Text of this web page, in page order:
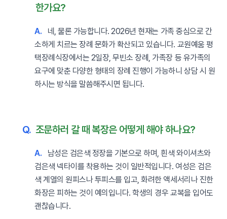
한가요?
A.
네, 물론 가능합니다. 2026년 현재는 가족 중심으로 간
소하게 치르는 장례 문화가 확산되고 있습니다. 교원예움 평
택장례식장에서는 2일장, 무빈소 장례, 가족장 등 유가족의
요구에 맞춘 다양한 형태의 장례 진행이 가능하니 상담 시 원
하시는 방식을 말씀해주시면 됩니다.
Q. 조문하러 갈 때 복장은 어떻게 해야 하나요?
A.
남성은 검은색 정장을 기본으로 하며, 흰색 와이셔츠와
검은색 넥타이를 착용하는 것이 일반적입니다. 여성은 검은
색 계열의 원피스나 투피스를 입고, 화려한 액세서리나 진한
화장은 피하는 것이 예의입니다. 학생의 경우 교복을 입어도
괜찮습니다.